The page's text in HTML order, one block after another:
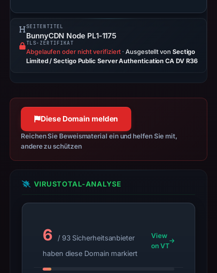
timestamp
recorded.
Negative
or
do
establish
safety.
Immaterialism
IP
registration
date
SEITENTITEL
BunnyCDN Node PL1-1175
TLS-ZERTIFIKAT
Abgelaufen oder nicht verifiziert · Ausgestellt von Sectigo
Limited / Sectigo Public Server Authentication CA DV R36
Diese Domain melden
Reichen Sie Beweismaterial ein und helfen Sie mit,
andere zu schützen
VIRUSTOTAL-ANALYSE
6
/ 93 Sicherheitsanbieter
haben diese Domain markiert
View
on VT